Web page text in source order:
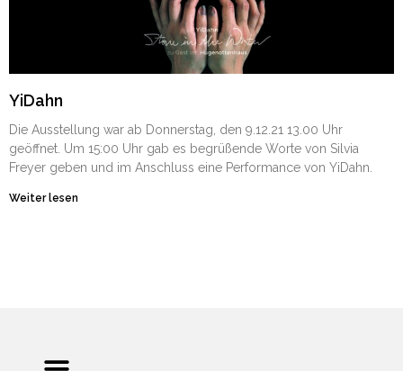
YiDahn
Die Ausstellung war ab Donnerstag, den 9.12.21 13.00 Uhr
geöffnet. Um 15:00 Uhr gab es begrüßende Worte von Silvia
Freyer geben und im Anschluss eine Performance von YiDahn.
Weiter lesen